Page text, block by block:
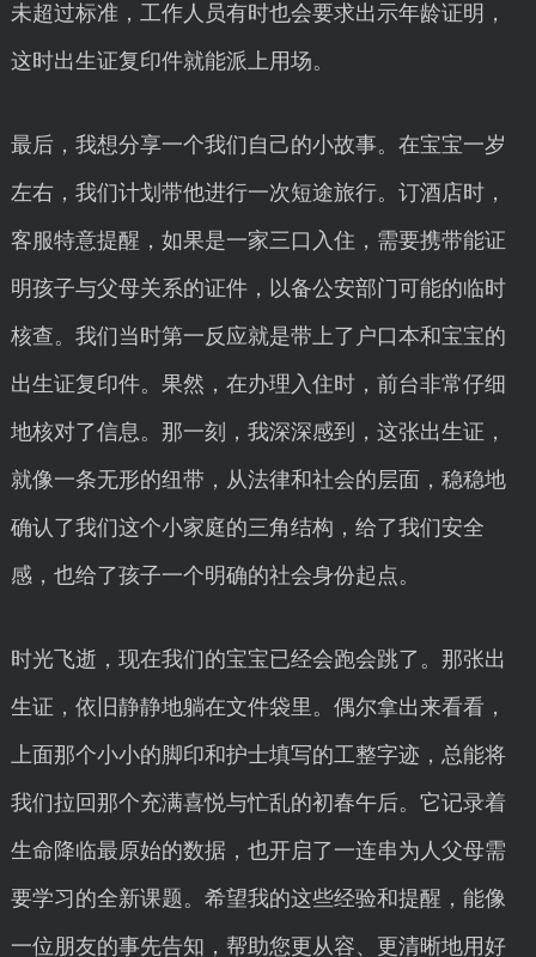
未超过标准，工作人员有时也会要求出示年龄证明，
这时出生证复印件就能派上用场。
最后，我想分享一个我们自己的小故事。在宝宝一岁
左右，我们计划带他进行一次短途旅行。订酒店时，
客服特意提醒，如果是一家三口入住，需要携带能证
明孩子与父母关系的证件，以备公安部门可能的临时
核查。我们当时第一反应就是带上了户口本和宝宝的
出生证复印件。果然，在办理入住时，前台非常仔细
地核对了信息。那一刻，我深深感到，这张出生证，
就像一条无形的纽带，从法律和社会的层面，稳稳地
确认了我们这个小家庭的三角结构，给了我们安全
感，也给了孩子一个明确的社会身份起点。
时光飞逝，现在我们的宝宝已经会跑会跳了。那张出
生证，依旧静静地躺在文件袋里。偶尔拿出来看看，
上面那个小小的脚印和护士填写的工整字迹，总能将
我们拉回那个充满喜悦与忙乱的初春午后。它记录着
生命降临最原始的数据，也开启了一连串为人父母需
要学习的全新课题。希望我的这些经验和提醒，能像
一位朋友的事先告知，帮助您更从容、更清晰地用好